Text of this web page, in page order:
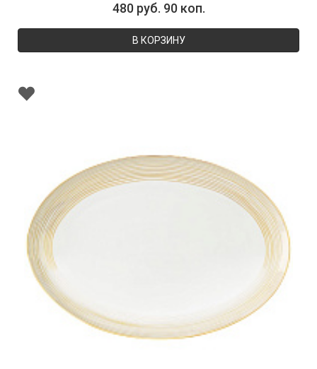
480 руб. 90 коп.
В КОРЗИНУ